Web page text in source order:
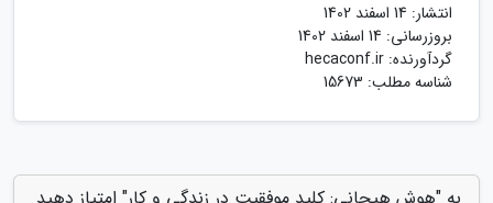
انتشار: 14 اسفند 1402
بروزرسانی: 14 اسفند 1402
گردآورنده: hecaconf.ir
شناسه مطلب: 15673